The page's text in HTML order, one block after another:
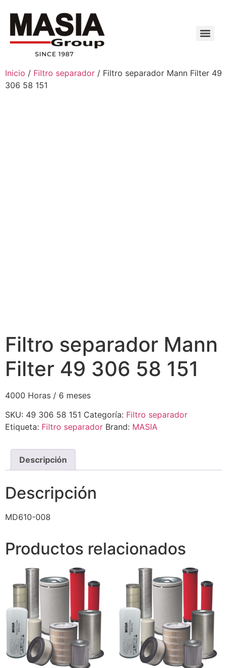
Inicio / Filtro separador / Filtro separador Mann Filter 49
306 58 151
Filtro separador Mann
Filter 49 306 58 151
4000 Horas / 6 meses
SKU: 49 306 58 151 Categoría: Filtro separador
Etiqueta: Filtro separador Brand: MASIA
Descripción
Descripción
MD610-008
Productos relacionados